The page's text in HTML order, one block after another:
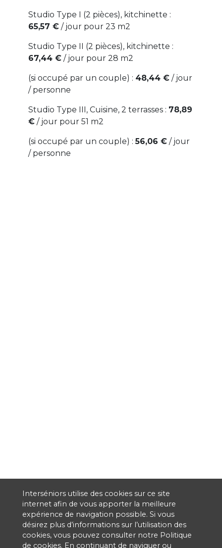
Interséniors utilise des cookies sur ce site
internet afin de vous apporter la meilleure
expérience de navigation possible. Si vous
désirez plus d’informations sur l’utilisation des
cookies, vous pouvez consulter notre Politique
de cookies. En continuant de naviguer ou
Studio Type I (2 pièces), kitchinette :
65,57 €/ jour pour 23 m2
Studio Type II (2 pièces), kitchinette :
67,44 €/ jour pour 28 m2
(si occupé par un couple) : 48,44 €/ jour
/ personne
Studio Type III, Cuisine, 2 terrasses : 78,89
€/ jour pour 51 m2
(si occupé par un couple) :56,06 €/ jour
/ personne